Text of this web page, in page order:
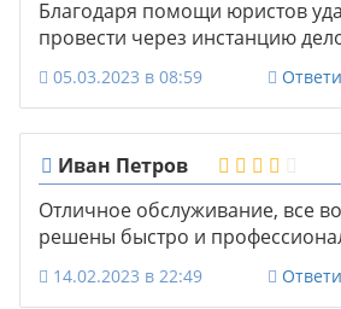
Благодаря помощи юристов
провести через инстанцию
05.03.2023 в 08:59
Иван Петров
Отличное обслуживание, все
решены быстро и
14.02.2023 в 22:49